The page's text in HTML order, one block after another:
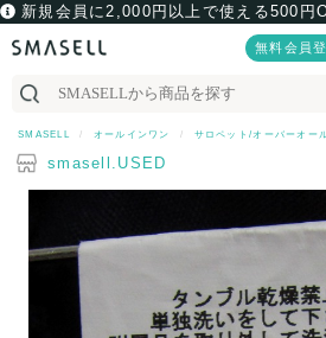
新規会員に2,000円以上で使える500円
無料会員
SMASELL オールインワン サロペット/オーバーオー
smasell.USED